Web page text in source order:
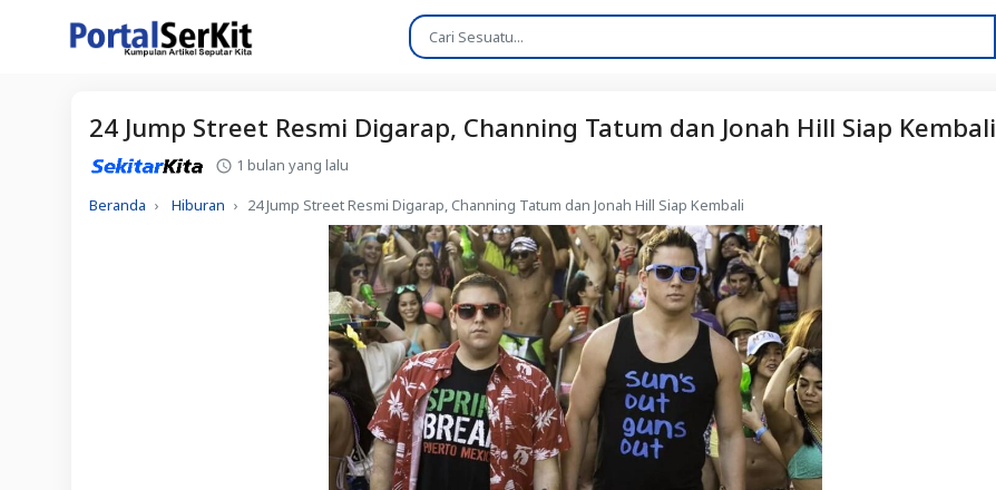
24 Jump Street Resmi Digarap, Channing Tatum dan Jonah Hill Siap Kembali
1 bulan yang lalu
Beranda Hiburan 24 Jump Street Resmi Digarap, Channing Tatum dan Jonah Hill Siap Kembali